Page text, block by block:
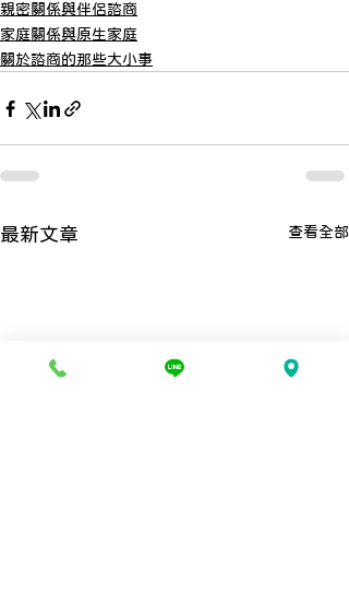
親密關係與伴侶諮商
家庭關係與原生家庭
關於諮商的那些大小事
最新文章 查看全部